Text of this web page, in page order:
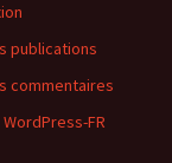
publications
commentaires
FR